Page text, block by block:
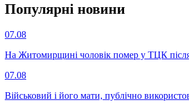
Популярнi новини
07.08
На Житомирщині чоловік помер у ТЦК після
07.08
Військовий і його мати, публічно